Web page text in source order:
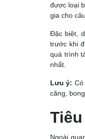
được loại
gia cho
Đặc biệt,
trước khi
quá trình
nhất.
Lưu ý:
căng,
Ngoài